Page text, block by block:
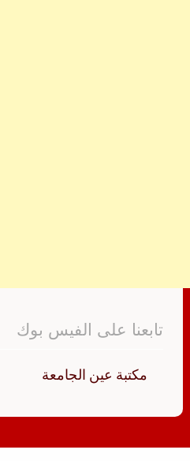
تابعنا على الفيس بوك
‏مكتبة عين الجامعة‏